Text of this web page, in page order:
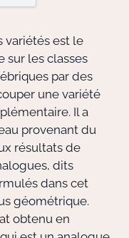
Doctorant·e·s
Bibliothèque
Informatique
variétés est le
sur les classes
par des
une variété
Il a
provenant du
résultats de
dits
dans cet
géométrique.
obtenu en